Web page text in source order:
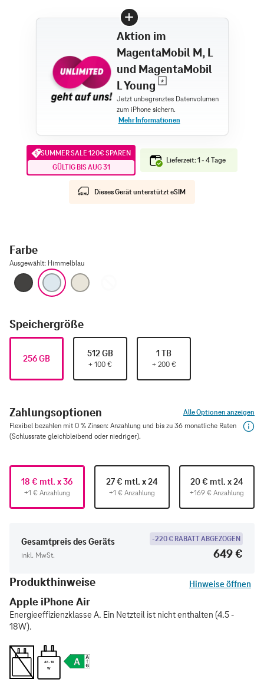
Aktion im
MagentaMobil M, L
und MagentaMobil
L Young
SUMMER SALE 120€ SPAREN
GÜLTIG BIS AUG 31
Lieferzeit: 1 - 4 Tage
Dieses Gerät unterstützt eSIM
Farbe
Ausgewählt: Himmelblau
Space SchwarzHimmelblau
Speichergröße
256 GB 512 GB
+ 100 €
1 TB
+ 200 €
Zahlungsoptionen
Alle Optionen anzeigen
Flexibel bezahlen mit 0 % Zinsen: Anzahlung und bis zu 36 monatliche Raten
(Schlussrate gleichbleibend oder niedriger).
18 € mtl. x 36
+1 € Anzahlung
27 € mtl. x 24
+1 € Anzahlung
20 € mtl. x 24
+169 € Anzahlung
Gesamtpreis des Geräts
inkl. MwSt.
-220 € RABATT ABGEZOGEN
649 €
Produkthinweise
Hinweise öffnen
Apple iPhone Air
Energieeffizienzklasse A. Ein Netzteil ist nicht enthalten (4.5 -
18W).
4.5 - 18
W